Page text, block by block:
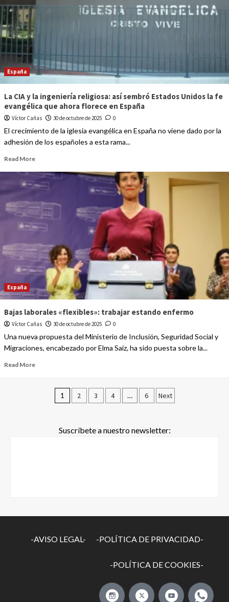
España
La CIA y la ingeniería religiosa: así sembró Estados Unidos la fe
evangélica que ahora florece en España
Víctor Cañas 30 de octubre de 2025 0
El crecimiento de la iglesia evangélica en España no viene dado por la
adhesión de los españoles a esta rama...
Read More
España
Bajas laborales «flexibles»: trabajar estando enfermo
Víctor Cañas 30 de octubre de 2025 0
Una nueva propuesta del Ministerio de Inclusión, Seguridad Social y
Migraciones, encabezado por Elma Saiz, ha sido puesta sobre la...
Read More
1 2 3 4 … 6 Next
Suscríbete a nuestro newsletter:
-AVISO LEGAL- -POLÍTICA DE PRIVACIDAD-
-POLÍTICA DE COOKIES-